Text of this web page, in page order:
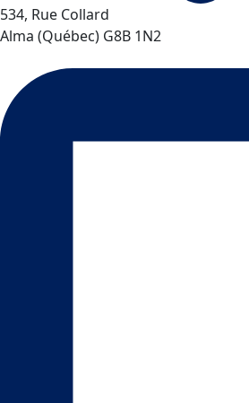
534, Rue Collard
Alma (Québec) G8B 1N2